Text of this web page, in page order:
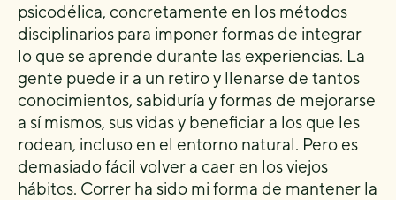
psicodélica, concretamente en los métodos
disciplinarios para imponer formas de integrar
lo que se aprende durante las experiencias. La
gente puede ir a un retiro y llenarse de tantos
conocimientos, sabiduría y formas de mejorarse
a sí mismos, sus vidas y beneficiar a los que les
rodean, incluso en el entorno natural. Pero es
demasiado fácil volver a caer en los viejos
hábitos. Correr ha sido mi forma de mantener la